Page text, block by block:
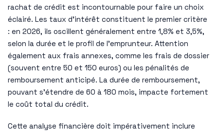
rachat de crédit est incontournable pour faire un choix
éclairé. Les taux d’intérêt constituent le premier critère
: en 2026, ils oscillent généralement entre 1,8% et 3,5%,
selon la durée et le profil de l’emprunteur. Attention
également aux frais annexes, comme les frais de dossier
(souvent entre 50 et 150 euros) ou les pénalités de
remboursement anticipé. La durée de remboursement,
pouvant s’étendre de 60 à 180 mois, impacte fortement
le coût total du crédit.
Cette analyse financière doit impérativement inclure